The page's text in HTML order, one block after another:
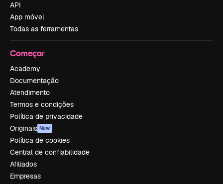
API
App móvel
Todas as ferramentas
Começar
Academy
Documentação
Atendimento
Termos e condições
Política de privacidade
Originais New
Política de cookies
Central de confiabilidade
Afiliados
Empresas